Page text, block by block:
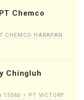
Chemco
CHEMCO HARAPAN
Chingluh
15560
PT VICTORY